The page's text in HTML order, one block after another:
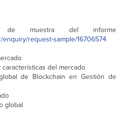
muestra del informe
request-sample/16706574
del mercado
de Blockchain en Gestión de
global